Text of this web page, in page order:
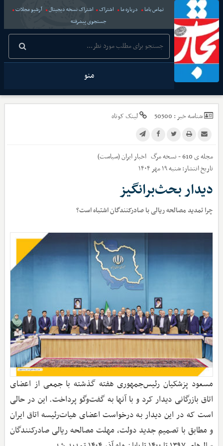
تماس باما درباره ما اشتراک اشتراک نسخه دیجیتال
آرشیو مجلات
جستجوی پیشرفته
منو
شناسه خبر : 50500 لینک کوتاه
مجله ی 610 - نسخه مرگ اخبارایران (سیاست)
تاریخ انتشار:شنبه ۱۹ مهر ۱۴۰۴
دیدار بحث‌برانگیز
چرا تمدید مصالحه ریالی با صادرکنندگان اشتباه است؟
مسعود پزشکیان رئیس‌جمهوری هفته گذشته با جمعی از اعضای
اتاق بازرگانی دیدار کرد و با آنها به گفت‌وگو پرداخت. این در حالی
است که در این دیدار به درخواست اعضای هیات‌رئیسه اتاق ایران
و مطابق با تصمیم جدید دولت، مهلت مصالحه ریالی صادرکنندگان